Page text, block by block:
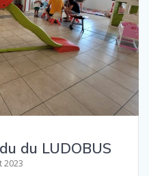
du LUDOBUS
2023